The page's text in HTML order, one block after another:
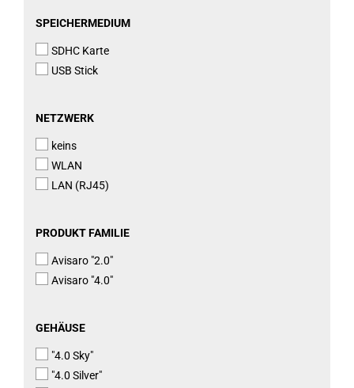
SPEICHERMEDIUM
SPEICHERMEDIUM
SDHC Karte
USB Stick
NETZWERK
NETZWERK
keins
WLAN
LAN (RJ45)
PRODUKT
PRODUKT FAMILIE
Avisaro "2.0"
Avisaro "4.0"
GEHÄUSE
GEHÄUSE
"4.0 Sky"
"4.0 Silver"